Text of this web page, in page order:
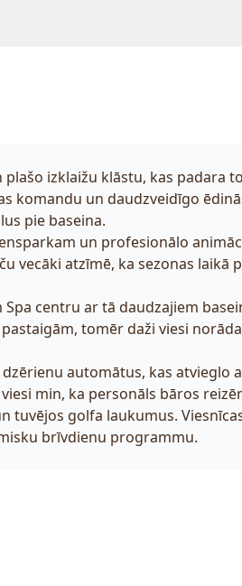
izklaižu klāstu, kas padara
komandu un daudzveidīgo
pie baseina.
un profesionālo
vecāki atzīmē, ka sezonas laikā
centru ar tā daudzajiem
tomēr daži viesi
automātus, kas atvieglo
min, ka personāls bāros
tuvējos golfa laukumus.
brīvdienu programmu.